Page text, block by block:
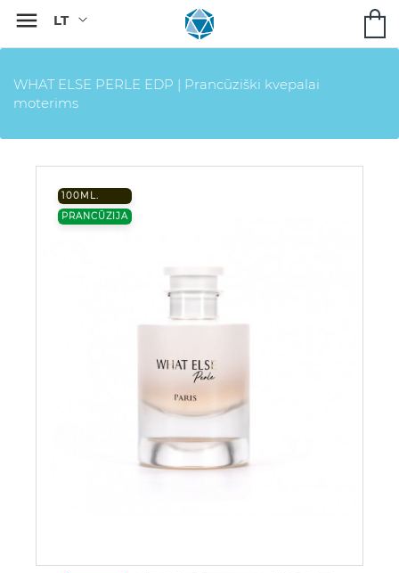

WHAT ELSE PERLE EDP | Prancūziški kvepalai
moterims
100ML.
PRANCŪZIJA